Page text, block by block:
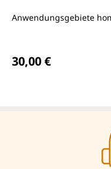
Anwendungsgebiete
30,00 €